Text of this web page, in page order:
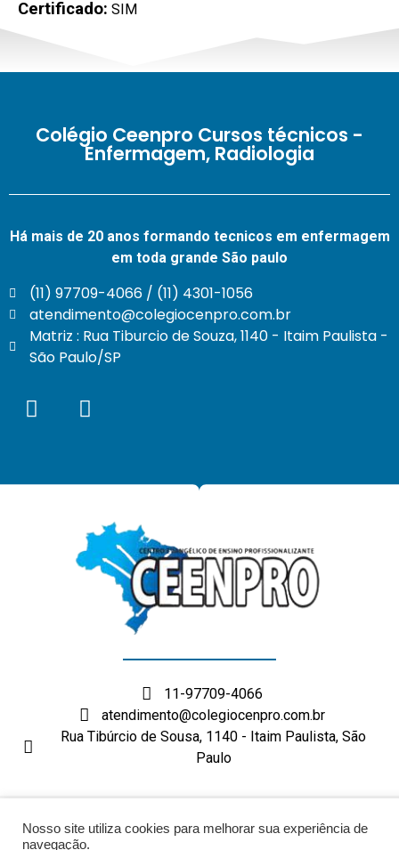
Certificado: SIM
Colégio Ceenpro Cursos técnicos -
Enfermagem, Radiologia
Há mais de 20 anos formando tecnicos em enfermagem
em toda grande São paulo
(11) 97709-4066 / (11) 4301-1056
atendimento@colegiocenpro.com.br
Matriz : Rua Tiburcio de Souza, 1140 - Itaim Paulista -
São Paulo/SP
11-97709-4066
atendimento@colegiocenpro.com.br
Rua Tibúrcio de Sousa, 1140 - Itaim Paulista, São
Paulo
DESENVOLVIMENTO: ELEMENTWEB
Nosso site utiliza cookies para melhorar sua experiência de
navegação.